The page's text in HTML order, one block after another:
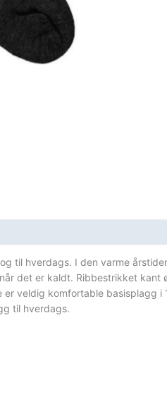
til hverdags. I den varme
det er kaldt. Ribbestrikket
veldig komfortable basisplagg
til hverdags.